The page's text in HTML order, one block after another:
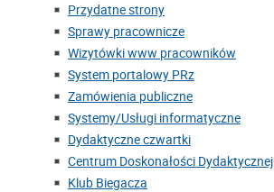
Przydatne strony
Sprawy pracownicze
Wizytówki www pracowników
System portalowy PRz
Zamówienia publiczne
Systemy/Usługi informatyczne
Dydaktyczne czwartki
Centrum Doskonałości Dydaktycznej
Klub Biegacza